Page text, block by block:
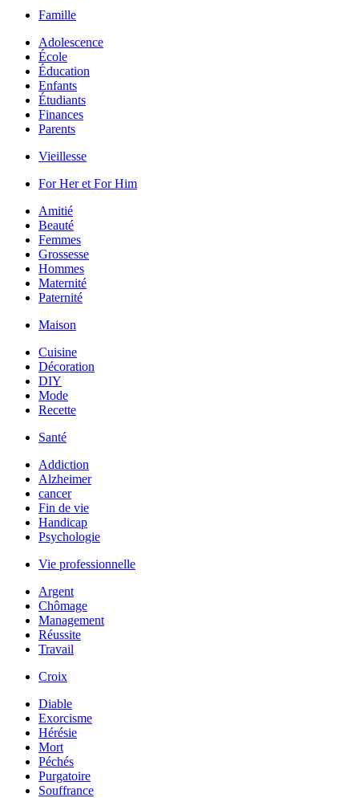
Famille
Adolescence
École
Éducation
Enfants
Étudiants
Finances
Parents
Vieillesse
For Her et For Him
Amitié
Beauté
Femmes
Grossesse
Hommes
Maternité
Paternité
Maison
Cuisine
Décoration
DIY
Mode
Recette
Santé
Addiction
Alzheimer
cancer
Fin de vie
Handicap
Psychologie
Vie professionnelle
Argent
Chômage
Management
Réussite
Travail
Croix
Diable
Exorcisme
Hérésie
Mort
Péchés
Purgatoire
Souffrance